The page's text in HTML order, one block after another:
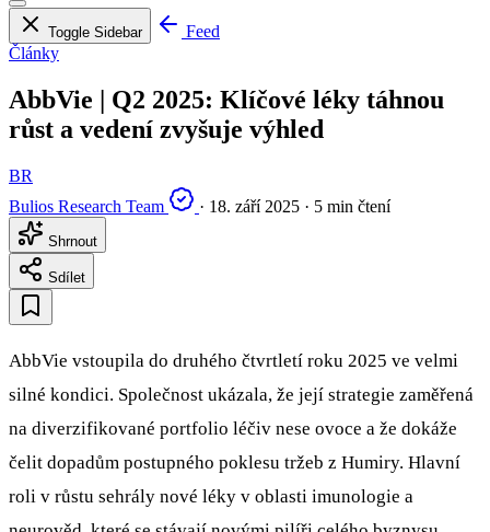
Toggle Sidebar
Feed
Články
AbbVie | Q2 2025: Klíčové léky táhnou
růst a vedení zvyšuje výhled
BR
Bulios Research Team
· 18. září 2025 · 5 min čtení
Shrnout
Sdílet
AbbVie vstoupila do druhého čtvrtletí roku 2025 ve velmi
silné kondici. Společnost ukázala, že její strategie zaměřená
na diverzifikované portfolio léčiv nese ovoce a že dokáže
čelit dopadům postupného poklesu tržeb z Humiry. Hlavní
roli v růstu sehrály nové léky v oblasti imunologie a